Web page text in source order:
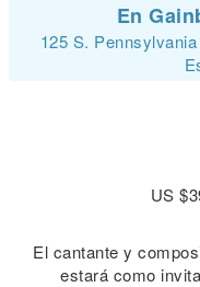
En
125 S.
US
El cantante y
estará como